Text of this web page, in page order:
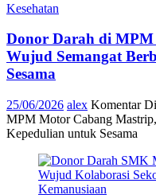
Kesehatan
Donor Darah di
Wujud Semangat
Sesama
25/06/2026 alex Komentar
MPM Motor Cabang
Kepedulian untuk Sesama